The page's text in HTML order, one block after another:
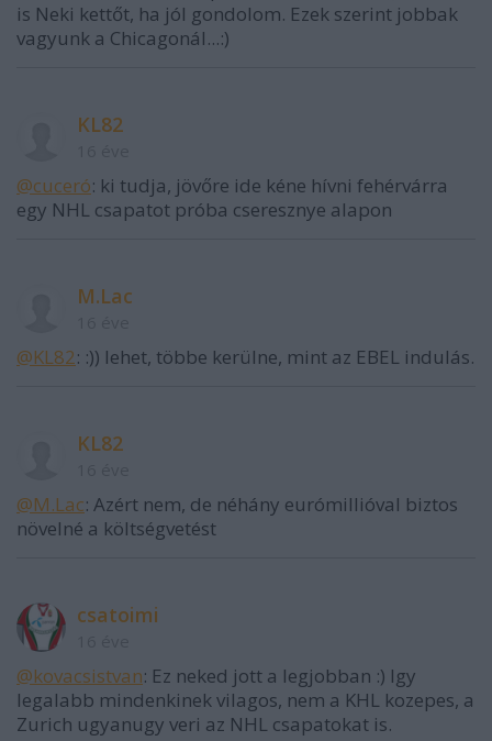
is Neki kettőt, ha jól gondolom. Ezek szerint jobbak
vagyunk a Chicagonál...:)
KL82
@cuceró: ki tudja, jövőre ide kéne hívni fehérvárra
egy NHL csapatot próba cseresznye alapon
M.Lac
@KL82: :)) lehet, többe kerülne, mint az EBEL indulás.
KL82
@M.Lac: Azért nem, de néhány eurómillióval biztos
növelné a költségvetést
csatoimi
@kovacsistvan: Ez neked jott a legjobban :) Igy
legalabb mindenkinek vilagos, nem a KHL kozepes, a
Zurich ugyanugy veri az NHL csapatokat is.